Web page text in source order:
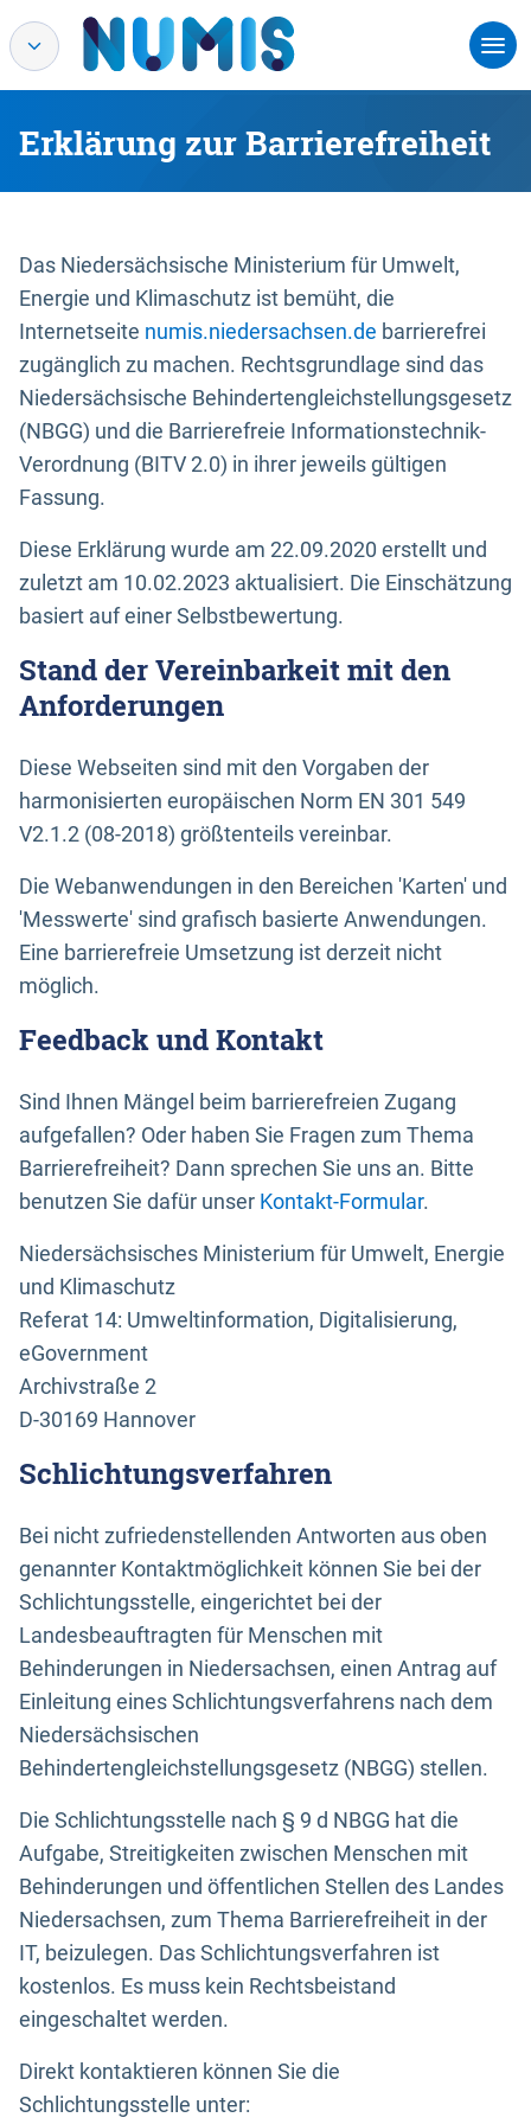
Erklärung zur Barrierefreiheit
Das Niedersächsische Ministerium für Umwelt,
Energie und Klimaschutz ist bemüht, die
Internetseite numis.niedersachsen.de barrierefrei
zugänglich zu machen. Rechtsgrundlage sind das
Niedersächsische Behindertengleichstellungsgesetz
(NBGG) und die Barrierefreie Informationstechnik-
Verordnung (BITV 2.0) in ihrer jeweils gültigen
Fassung.
Diese Erklärung wurde am 22.09.2020 erstellt und
zuletzt am 10.02.2023 aktualisiert. Die Einschätzung
basiert auf einer Selbstbewertung.
Stand der Vereinbarkeit mit den
Anforderungen
Diese Webseiten sind mit den Vorgaben der
harmonisierten europäischen Norm EN 301 549
V2.1.2 (08-2018) größtenteils vereinbar.
Die Webanwendungen in den Bereichen 'Karten' und
'Messwerte' sind grafisch basierte Anwendungen.
Eine barrierefreie Umsetzung ist derzeit nicht
möglich.
Feedback und Kontakt
Sind Ihnen Mängel beim barrierefreien Zugang
aufgefallen? Oder haben Sie Fragen zum Thema
Barrierefreiheit? Dann sprechen Sie uns an. Bitte
benutzen Sie dafür unser Kontakt-Formular.
Niedersächsisches Ministerium für Umwelt, Energie
und Klimaschutz
Referat 14: Umweltinformation, Digitalisierung,
eGovernment
Archivstraße 2
D-30169 Hannover
Schlichtungsverfahren
Bei nicht zufriedenstellenden Antworten aus oben
genannter Kontaktmöglichkeit können Sie bei der
Schlichtungsstelle, eingerichtet bei der
Landesbeauftragten für Menschen mit
Behinderungen in Niedersachsen, einen Antrag auf
Einleitung eines Schlichtungsverfahrens nach dem
Niedersächsischen
Behindertengleichstellungsgesetz (NBGG) stellen.
Die Schlichtungsstelle nach § 9 d NBGG hat die
Aufgabe, Streitigkeiten zwischen Menschen mit
Behinderungen und öffentlichen Stellen des Landes
Niedersachsen, zum Thema Barrierefreiheit in der
IT, beizulegen. Das Schlichtungsverfahren ist
kostenlos. Es muss kein Rechtsbeistand
eingeschaltet werden.
Direkt kontaktieren können Sie die
Schlichtungsstelle unter: